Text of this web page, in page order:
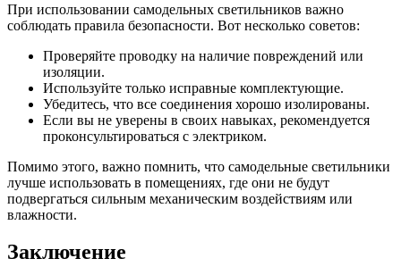
При использовании самодельных светильников важно
соблюдать правила безопасности. Вот несколько советов:
Проверяйте проводку на наличие повреждений или
изоляции.
Используйте только исправные комплектующие.
Убедитесь, что все соединения хорошо изолированы.
Если вы не уверены в своих навыках, рекомендуется
проконсультироваться с электриком.
Помимо этого, важно помнить, что самодельные светильники
лучше использовать в помещениях, где они не будут
подвергаться сильным механическим воздействиям или
влажности.
Заключение